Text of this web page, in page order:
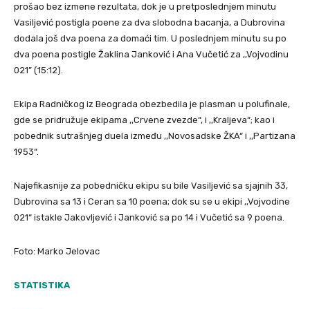
prošao bez izmene rezultata, dok je u pretposlednjem minutu
Vasiljević postigla poene za dva slobodna bacanja, a Dubrovina
dodala još dva poena za domaći tim. U poslednjem minutu su po
dva poena postigle Žaklina Janković i Ana Vučetić za ,,Vojvodinu
021” (15:12).
Ekipa Radničkog iz Beograda obezbedila je plasman u polufinale,
gde se pridružuje ekipama ,,Crvene zvezde“, i ,,Kraljeva“; kao i
pobednik sutrašnjeg duela između ,,Novosadske ŽKA“ i ,,Partizana
1953“.
Najefikasnije za pobedničku ekipu su bile Vasiljević sa sjajnih 33,
Dubrovina sa 13 i Ceran sa 10 poena; dok su se u ekipi ,,Vojvodine
021“ istakle Jakovljević i Janković sa po 14 i Vučetić sa 9 poena.
Foto: Marko Jelovac
STATISTIKA